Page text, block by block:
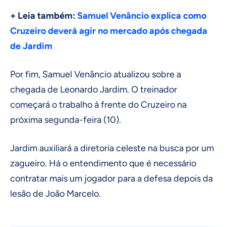
+ Leia também:Samuel Venâncio explica como
Cruzeiro deverá agir no mercado após chegada
de Jardim
Por fim, Samuel Venâncio atualizou sobre a
chegada de Leonardo Jardim. O treinador
começará o trabalho à frente do Cruzeiro na
próxima segunda-feira (10).
Jardim auxiliará a diretoria celeste na busca por um
zagueiro. Há o entendimento que é necessário
contratar mais um jogador para a defesa depois da
lesão de João Marcelo.